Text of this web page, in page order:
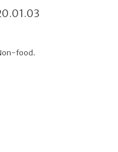
food.